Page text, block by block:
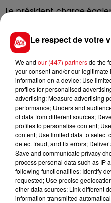
Le président charge
préparer des plans de
Si Emmanuel Macron
déplacements entre les
invite les Français à
direlimiter à six
personnes hors foyer.
plus de six à table lors
exemple.
Sur le volet
pour untélétravail
branches."On va plutôt
les emplois où c'est
télétravail par semaine".
Sur les aides,le président
Le respect de votre
We and our (447) partnersdo the
your consent and/or our
information on a device; Use
profiles for personalised
advertising; Measure advertising
performance; Understand
of data from different sources;
profiles to personalise content;
content; Use limited data to select
detect fraud, and fix errors;
Save and communicate privacy
process personal data such as IP
following functionalities: Identify
requested; Use precise
other data sources; Link different
information transmitted